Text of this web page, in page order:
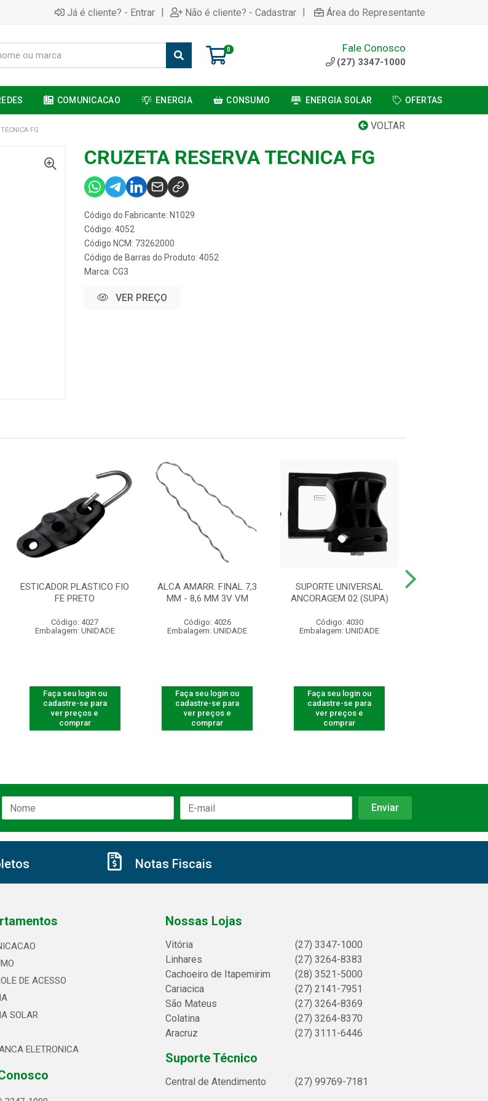
Já é cliente? - Entrar | Não é cliente? - Cadastrar | Área do Representante
0 Fale Conosco
(27) 3347-1000
COMUNICACAO ENERGIA CONSUMO ENERGIA SOLAR OFERTAS
VOLTAR
FG
CRUZETA RESERVA TECNICA FG
Código do Fabricante: N1029
Código: 4052
Código NCM: 73262000
Código de Barras do Produto: 4052
Marca: CG3
VER PREÇO
ESTICADOR PLASTICO FIO
FE PRETO
Código: 4027
Embalagem: UNIDADE
Faça seu login ou
cadastre-se para
ver preços e
comprar
ALCA AMARR. FINAL 7,3
MM - 8,6 MM 3V VM
Código: 4026
Embalagem: UNIDADE
Faça seu login ou
cadastre-se para
ver preços e
comprar
SUPORTE UNIVERSAL
ANCORAGEM 02 (SUPA)
Código: 4030
Embalagem: UNIDADE
Faça seu login ou
cadastre-se para
ver preços e
comprar
Notas Fiscais
DE ACESSO
SOLAR
ELETRONICA
Nossas Lojas
Vitória
(27) 3347-1000
Linhares
(27) 3264-8383
Cachoeiro de Itapemirim
(28) 3521-5000
Cariacica
(27) 2141-7951
São Mateus
(27) 3264-8369
Colatina
(27) 3264-8370
Aracruz
(27) 3111-6446
Suporte Técnico
Central de Atendimento (27) 99769-7181